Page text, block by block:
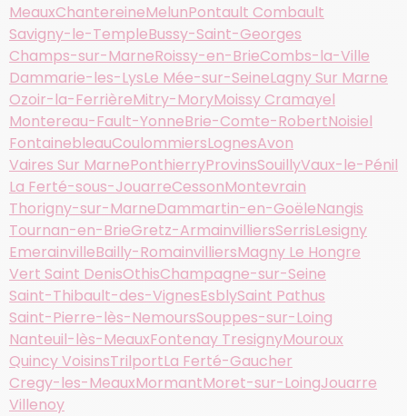
MeauxChantereineMelunPontault Combault
Savigny-le-TempleBussy-Saint-Georges
Champs-sur-MarneRoissy-en-BrieCombs-la-Ville
Dammarie-les-LysLe Mée-sur-SeineLagny Sur Marne
Ozoir-la-FerrièreMitry-MoryMoissy Cramayel
Montereau-Fault-YonneBrie-Comte-RobertNoisiel
FontainebleauCoulommiersLognesAvon
Vaires Sur MarnePonthierryProvinsSouillyVaux-le-Pénil
La Ferté-sous-JouarreCessonMontevrain
Thorigny-sur-MarneDammartin-en-GoëleNangis
Tournan-en-BrieGretz-ArmainvilliersSerrisLesigny
EmerainvilleBailly-RomainvilliersMagny Le Hongre
Vert Saint DenisOthisChampagne-sur-Seine
Saint-Thibault-des-VignesEsblySaint Pathus
Saint-Pierre-lès-NemoursSouppes-sur-Loing
Nanteuil-lès-MeauxFontenay TresignyMouroux
Quincy VoisinsTrilportLa Ferté-Gaucher
Cregy-les-MeauxMormantMoret-sur-LoingJouarre
Villenoy